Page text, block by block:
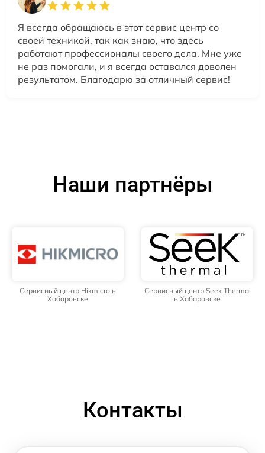
Я всегда обращаюсь в этот сервис центр со
своей техникой, так как знаю, что здесь
работают профессионалы своего дела. Мне уже
не раз помогали, и я всегда оставался доволен
результатом. Благодарю за отличный сервис!
Наши партнёры
Сервисный центр Hikmicro в
Хабаровске
Сервисный центр Seek Thermal
в Хабаровске
Контакты